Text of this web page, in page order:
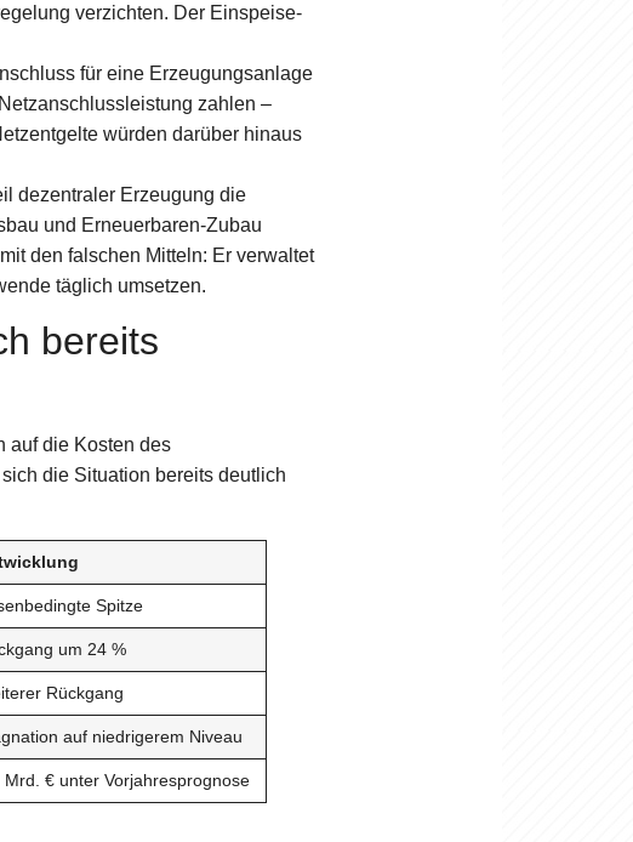
verzichten. Der Einspeise-
für eine Erzeugungsanlage
zahlen –
würden darüber hinaus
dezentraler Erzeugung die
und Erneuerbaren-Zubau
den falschen Mitteln: Er verwaltet
täglich umsetzen.
bereits
auf die Kosten des
die Situation bereits deutlich
Spitze
um 24 %
Rückgang
auf niedrigerem Niveau
Mrd. € unter Vorjahresprognose